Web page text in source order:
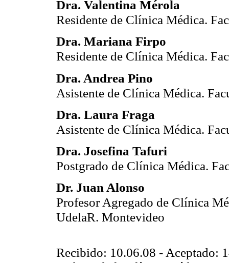
Dra. Valentina Mérola
Residente de Clínica Médica.
Dra. Mariana Firpo
Residente de Clínica Médica.
Dra. Andrea Pino
Asistente de Clínica Médica.
Dra. Laura Fraga
Asistente de Clínica Médica.
Dra. Josefina Tafuri
Postgrado de Clínica Médica.
Dr. Juan Alonso
Profesor Agregado de Clínica
UdelaR. Montevideo
Recibido: 10.06.08 - Aceptado: